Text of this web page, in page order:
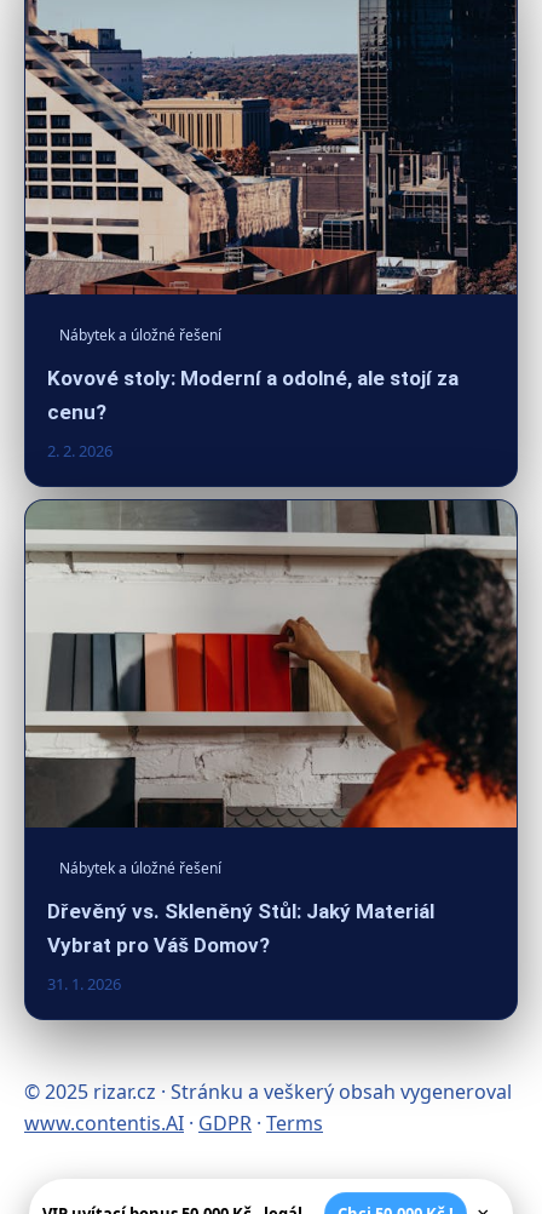
Nábytek a úložné řešení
Kovové stoly: Moderní a odolné, ale stojí za
cenu?
2. 2. 2026
Nábytek a úložné řešení
Dřevěný vs. Skleněný Stůl: Jaký Materiál
Vybrat pro Váš Domov?
31. 1. 2026
© 2025 rizar.cz · Stránku a veškerý obsah vygeneroval
www.contentis.AI · GDPR · Terms